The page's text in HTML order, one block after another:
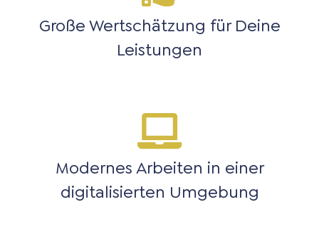
Große Wertschätzung für Deine
Leistungen
Modernes Arbeiten in einer
digitalisierten Umgebung